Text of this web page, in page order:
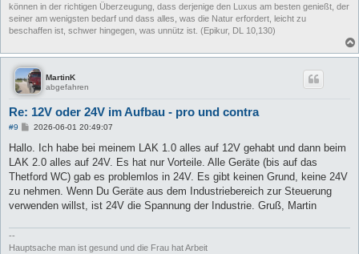
können in der richtigen Überzeugung, dass derjenige den Luxus am besten genießt, der
seiner am wenigsten bedarf und dass alles, was die Natur erfordert, leicht zu
beschaffen ist, schwer hingegen, was unnütz ist. (Epikur, DL 10,130)
MartinK
abgefahren
Re: 12V oder 24V im Aufbau - pro und contra
#9
B
i
r
a
2026-06-01 20:49:07
Hallo. Ich habe bei meinem LAK 1.0 alles auf 12V gehabt und dann beim
LAK 2.0 alles auf 24V. Es hat nur Vorteile. Alle Geräte (bis auf das
Thetford WC) gab es problemlos in 24V. Es gibt keinen Grund, keine 24V
zu nehmen. Wenn Du Geräte aus dem Industriebereich zur Steuerung
verwenden willst, ist 24V die Spannung der Industrie. Gruß, Martin
--
Hauptsache man ist gesund und die Frau hat Arbeit